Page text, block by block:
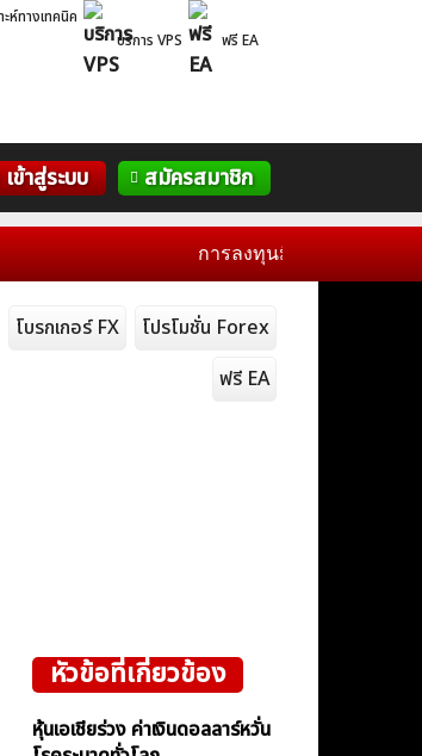
ะห์ทางเทคนิค
บริการ VPS
ฟรี EA
เข้าสู่ระบบ สมัครสมาชิก
WelTrade กิจกรรม
ฟอรั่ม
การลงทุนมีความเสี่ยงโปรดศึ
โบรกเกอร์ FX
โปรโมชั่น Forex
ฟรี EA
หัวข้อที่เกี่ยวข้อง
หุ้นเอเชียร่วง ค่าเงินดอลลาร์หวั่น